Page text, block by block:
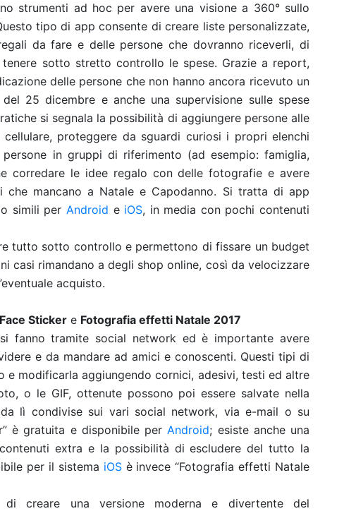
strumenti ad hoc per avere una visione a 360° sullo
tipo di app consente di creare liste personalizzate,
da fare e delle persone che dovranno riceverli, di
sotto stretto controllo le spese. Grazie a report,
delle persone che non hanno ancora ricevuto un
25 dicembre e anche una supervisione sulle spese
si segnala la possibilità di aggiungere persone alle
proteggere da sguardi curiosi i propri elenchi
in gruppi di riferimento (ad esempio: famiglia,
corredare le idee regalo con delle fotografie e avere
che mancano a Natale e Capodanno. Si tratta di app
simili per Android e iOS, in media con pochi contenuti
tutto sotto controllo e permettono di fissare un budget
casi rimandano a degli shop online, così da velocizzare
acquisto.
Sticker e Fotografia effetti Natale 2017
fanno tramite social network ed è importante avere
e da mandare ad amici e conoscenti. Questi tipi di
modificarla aggiungendo cornici, adesivi, testi ed altre
o le GIF, ottenute possono poi essere salvate nella
lì condivise sui vari social network, via e-mail o su
è gratuita e disponibile per Android; esiste anche una
extra e la possibilità di escludere del tutto la
per il sistema iOSè invece “Fotografia effetti Natale
di creare una versione moderna e divertente del